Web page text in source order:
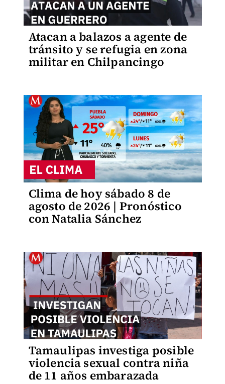
Atacan a balazos a agente de
tránsito y se refugia en zona
militar en Chilpancingo
Clima de hoy sábado 8 de
agosto de 2026 | Pronóstico
con Natalia Sánchez
Tamaulipas investiga posible
violencia sexual contra niña
de 11 años embarazada